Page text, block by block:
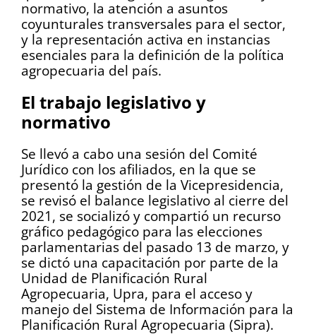
normativo, la atención a asuntos
coyunturales transversales para el sector,
y la representación activa en instancias
esenciales para la definición de la política
agropecuaria del país.
El trabajo legislativo y
normativo
Se llevó a cabo una sesión del Comité
Jurídico con los afiliados, en la que se
presentó la gestión de la Vicepresidencia,
se revisó el balance legislativo al cierre del
2021, se socializó y compartió un recurso
gráfico pedagógico para las elecciones
parlamentarias del pasado 13 de marzo, y
se dictó una capacitación por parte de la
Unidad de Planificación Rural
Agropecuaria, Upra, para el acceso y
manejo del Sistema de Información para la
Planificación Rural Agropecuaria (Sipra).